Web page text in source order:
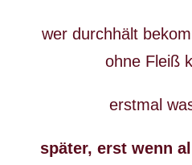
wer durchhält
ohne Fleiß
erstmal
später, erst wenn